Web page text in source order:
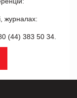
журналах:
(44) 383 50 34.